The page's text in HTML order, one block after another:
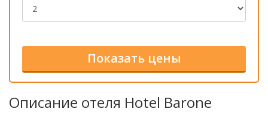
Описание отеля Hotel Barone